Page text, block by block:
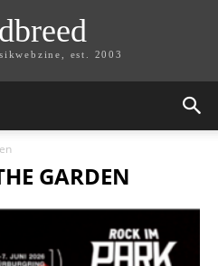
est. 2003
GARDEN